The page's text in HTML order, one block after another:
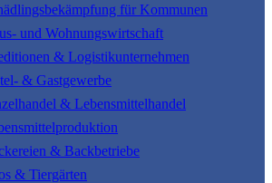
für Kommunen
und Wohnungswirtschaft
& Logistikunternehmen
& Gastgewerbe
& Lebensmittelhandel
& Backbetriebe
& Tiergärten